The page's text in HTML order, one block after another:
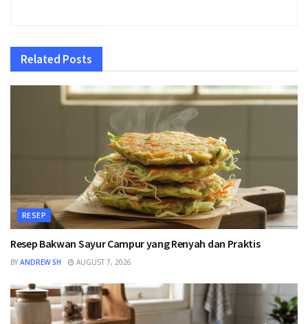
Related Posts
RESEP
Resep Bakwan Sayur Campur yang Renyah dan Praktis
BY ANDREW SH AUGUST 7, 2026